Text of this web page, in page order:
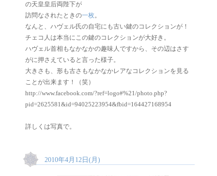
の天皇皇后両陛下が
訪問なされたときの一枚。
なんと、ハヴェル氏の自宅にも古い鍵のコレクションが！
チェコ人は本当にこの鍵のコレクションが大好き。
ハヴェル首相もなかなかの趣味人ですから、その辺はさす
がに押さえていると言った様子。
大きさも、形も古さもなかなかレアなコレクションを見る
ことが出来ます！（笑）
http://www.facebook.com/?ref=logo#%21/photo.php?
pid=2625581&id=94025223954&fbid=164427168954
詳しくは写真で。
2010年4月12日(月)